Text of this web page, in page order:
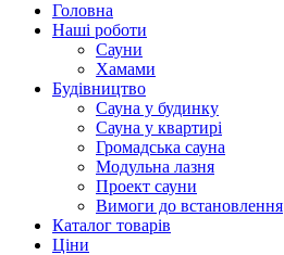
Головна
Наші роботи
Сауни
Хамами
Будівництво
Сауна у будинку
Сауна у квартирі
Громадська сауна
Модульна лазня
Проект сауни
Вимоги до встановлення
Каталог товарів
Ціни